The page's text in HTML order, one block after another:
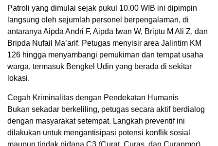
Patroli yang dimulai sejak pukul 10.00 WIB ini dipimpin
langsung oleh sejumlah personel berpengalaman, di
antaranya Aipda Andri F, Aipda Iwan W, Briptu M Ali Z, dan
Bripda Nufail Ma’arif. Petugas menyisir area Jalintim KM
126 hingga menyambangi pemukiman dan tempat usaha
warga, termasuk Bengkel Udin yang berada di sekitar
lokasi.
Cegah Kriminalitas dengan Pendekatan Humanis
Bukan sekadar berkeliling, petugas secara aktif berdialog
dengan masyarakat setempat. Langkah preventif ini
dilakukan untuk mengantisipasi potensi konflik sosial
maupun tindak pidana C3 (Curat, Curas, dan Curanmor)